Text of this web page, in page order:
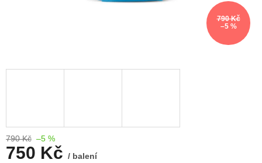
790 Kč
–5 %
790 Kč –5 %
750 Kč / balení